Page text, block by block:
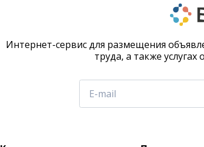
Интернет-сервис для размещения
труда, а также